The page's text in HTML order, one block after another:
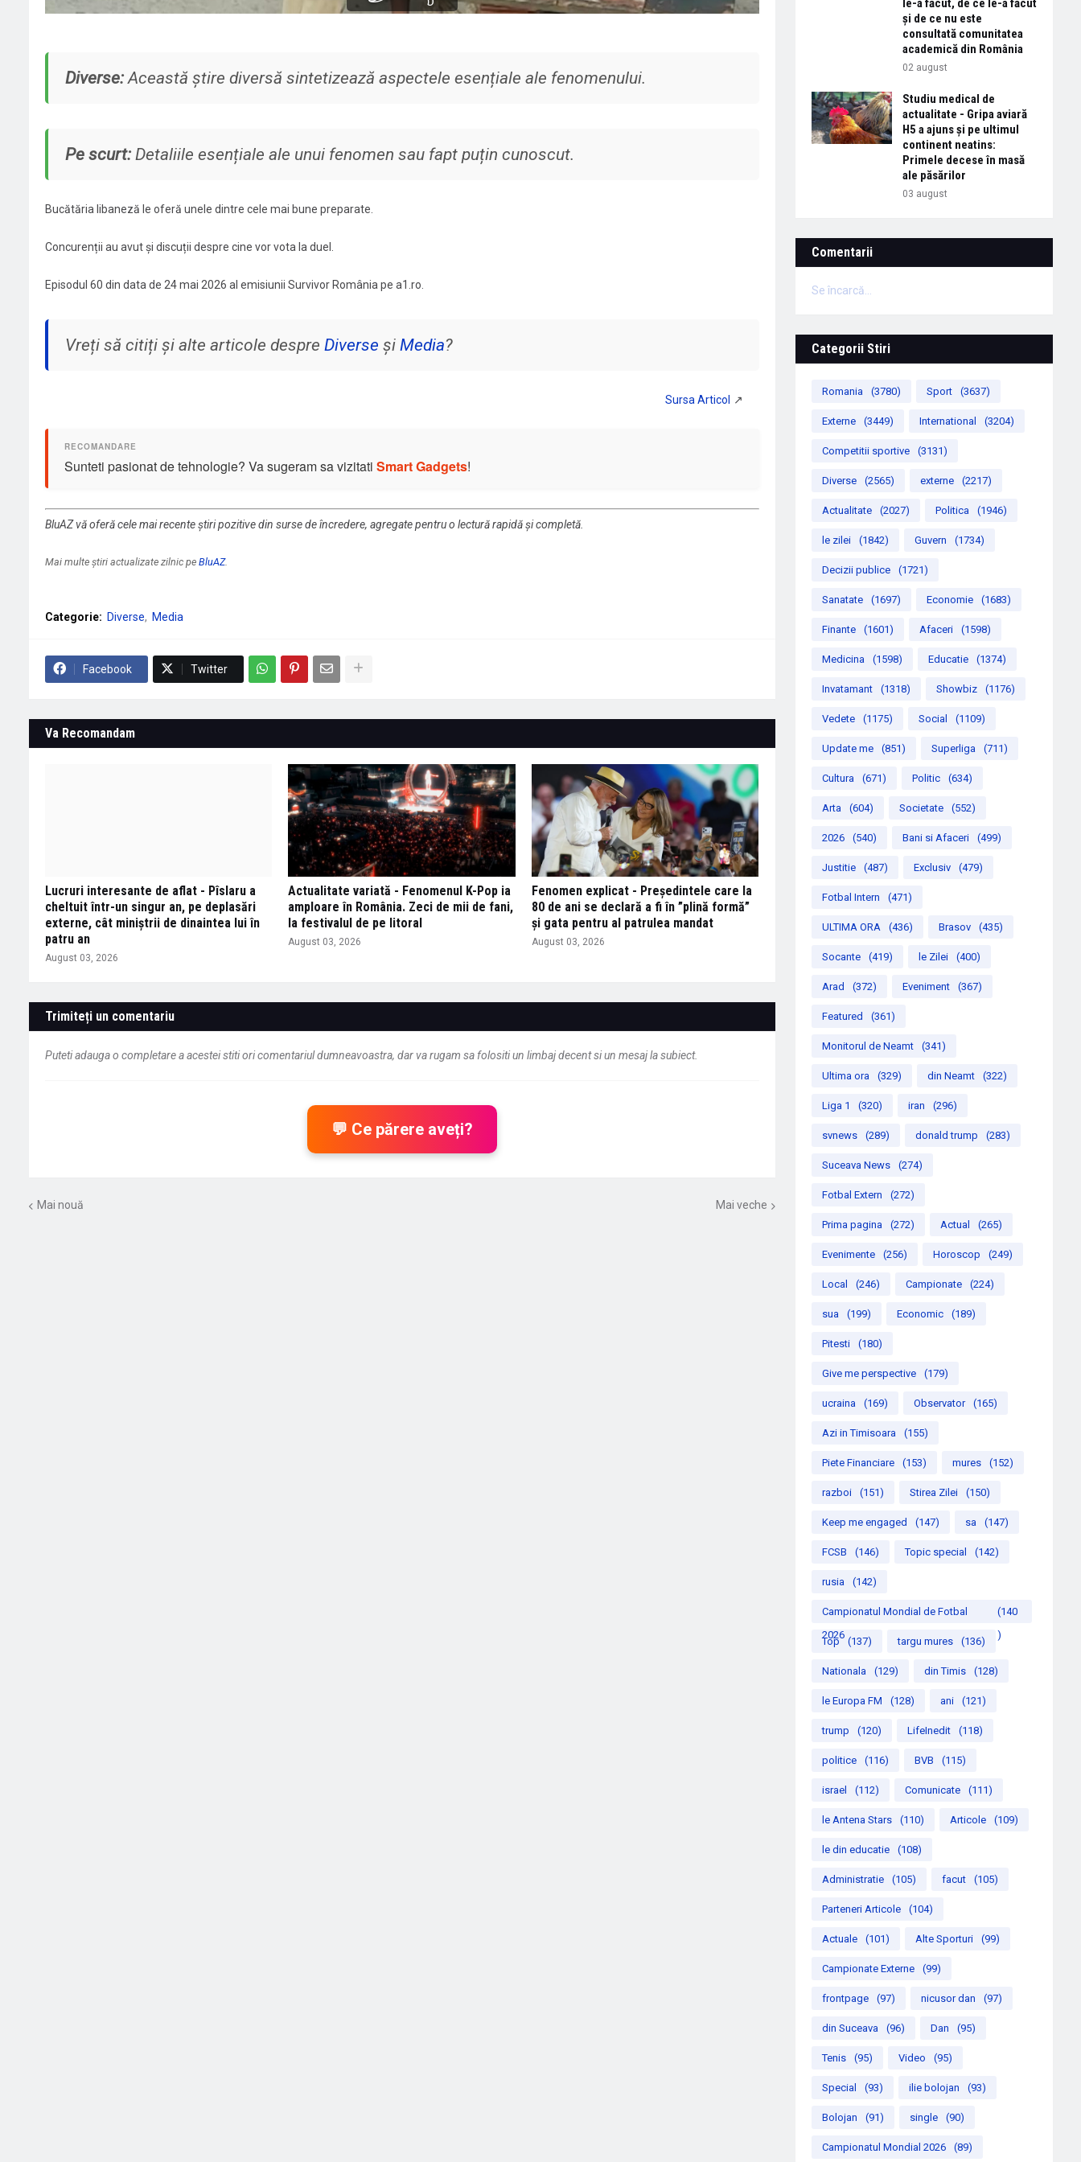
Diverse:Această știre diversă sintetizează aspectele esențiale ale fenomenului.
Pe scurt:Detaliile esențiale ale unui fenomen sau fapt puțin cunoscut.
Bucătăria libaneză le oferă unele dintre cele mai bune preparate.
Concurenții au avut și discuții despre cine vor vota la duel.
Episodul 60 din data de 24 mai 2026 al emisiunii Survivor România pe a1.ro.
Vreți să citiți și alte articole despre Diverse și Media?
Sunteti pasionat de tehnologie? Va sugeram sa vizitati Smart Gadgets!
BluAZ vă oferă cele mai recente știri pozitive din surse de încredere, agregate pentru o lectură rapidă și completă.
Mai multe știri actualizate zilnic pe BluAZ.
Categorie: Diverse Media
Facebook Twitter
Va Recomandam
Lucruri interesante de aflat - Pîslaru a
cheltuit într-un singur an, pe deplasări
externe, cât miniștrii de dinaintea lui în
patru an
August 03, 2026
Actualitate variată - Fenomenul K-Pop ia
amploare în România. Zeci de mii de fani,
la festivalul de pe litoral
August 03, 2026
Fenomen explicat - Președintele care la
80 de ani se declară a fi în ”plină formă”
și gata pentru al patrulea mandat
August 03, 2026
Trimiteți un comentariu
Puteti adauga o completare a acestei stiti ori comentariul dumneavoastra, dar va rugam sa folositi un limbaj decent si un mesaj la subiect.
💬 Ce părere aveți?
Mai nouă Mai veche
le-a făcut, de ce le-a făcut
și de ce nu este
consultată comunitatea
academică din România
02 august
Studiu medical de
actualitate - Gripa aviară
H5 a ajuns și pe ultimul
continent neatins:
Primele decese în masă
ale păsărilor
03 august
Comentarii
Se încarcă...
Categorii Stiri
Romania (3780) Sport (3637)
Externe (3449) International (3204)
Competitii sportive (3131)
Diverse (2565) externe (2217)
Actualitate (2027) Politica (1946)
le zilei (1842) Guvern (1734)
Decizii publice (1721)
Sanatate (1697) Economie (1683)
Finante (1601) Afaceri (1598)
Medicina (1598) Educatie (1374)
Invatamant (1318) Showbiz (1176)
Vedete (1175) Social (1109)
Update me (851) Superliga (711)
Cultura (671) Politic (634)
Arta (604) Societate (552)
2026 (540) Bani si Afaceri (499)
Justitie (487) Exclusiv (479)
Fotbal Intern (471)
ULTIMA ORA (436) Brasov (435)
Socante (419) le Zilei (400)
Arad (372) Eveniment (367)
Featured (361)
Monitorul de Neamt (341)
Ultima ora (329) din Neamt (322)
Liga 1 (320) iran (296)
svnews (289) donald trump (283)
Suceava News (274)
Fotbal Extern (272)
Prima pagina (272) Actual (265)
Evenimente (256) Horoscop (249)
Local (246) Campionate (224)
sua (199) Economic (189)
Pitesti (180)
Give me perspective (179)
ucraina (169) Observator (165)
Azi in Timisoara (155)
Piete Financiare (153) mures (152)
razboi (151) Stirea Zilei (150)
Keep me engaged (147) sa (147)
FCSB (146) Topic special (142)
rusia (142)
Campionatul Mondial de Fotbal
2026
(140
)
Top (137) targu mures (136)
Nationala (129) din Timis (128)
le Europa FM (128) ani (121)
trump (120) LifeInedit (118)
politice (116) BVB (115)
israel (112) Comunicate (111)
le Antena Stars (110) Articole (109)
le din educatie (108)
Administratie (105) facut (105)
Parteneri Articole (104)
Actuale (101) Alte Sporturi (99)
Campionate Externe (99)
frontpage (97) nicusor dan (97)
din Suceava (96) Dan (95)
Tenis (95) Video (95)
Special (93) ilie bolojan (93)
Bolojan (91) single (90)
Campionatul Mondial 2026 (89)